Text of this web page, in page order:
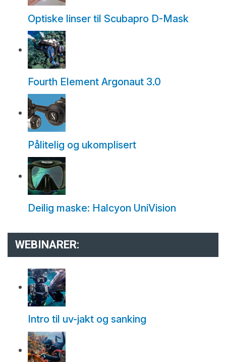
Optiske linser til Scubapro D-Mask
Fourth Element Argonaut 3.0
Pålitelig og ukomplisert
Deilig maske: Halcyon UniVision
WEBINARER:
Intro til uv-jakt og sanking